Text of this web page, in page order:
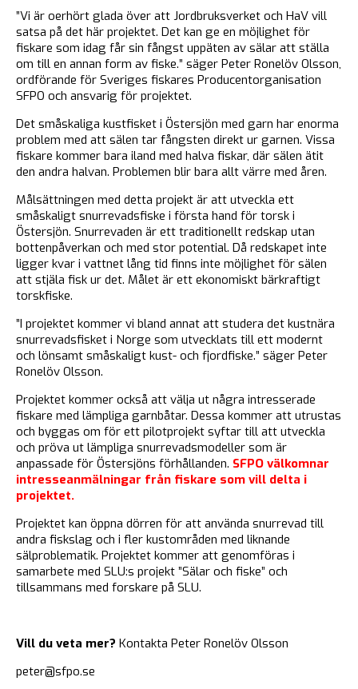
”Vi är oerhört glada över att Jordbruksverket och HaV vill
satsa på det här projektet. Det kan ge en möjlighet för
fiskare som idag får sin fångst uppäten av sälar att ställa
om till en annan form av fiske.” säger Peter Ronelöv Olsson,
ordförande för Sveriges fiskares Producentorganisation
SFPO och ansvarig för projektet.
Det småskaliga kustfisket i Östersjön med garn har enorma
problem med att sälen tar fångsten direkt ur garnen. Vissa
fiskare kommer bara iland med halva fiskar, där sälen ätit
den andra halvan. Problemen blir bara allt värre med åren.
Målsättningen med detta projekt är att utveckla ett
småskaligt snurrevadsfiske i första hand för torsk i
Östersjön. Snurrevaden är ett traditionellt redskap utan
bottenpåverkan och med stor potential. Då redskapet inte
ligger kvar i vattnet lång tid finns inte möjlighet för sälen
att stjäla fisk ur det. Målet är ett ekonomiskt bärkraftigt
torskfiske.
”I projektet kommer vi bland annat att studera det kustnära
snurrevadsfisket i Norge som utvecklats till ett modernt
och lönsamt småskaligt kust- och fjordfiske.” säger Peter
Ronelöv Olsson.
Projektet kommer också att välja ut några intresserade
fiskare med lämpliga garnbåtar. Dessa kommer att utrustas
och byggas om för ett pilotprojekt syftar till att utveckla
och pröva ut lämpliga snurrevadsmodeller som är
anpassade för Östersjöns förhållanden. SFPO välkomnar
intresseanmälningar från fiskare som vill delta i
projektet.
Projektet kan öppna dörren för att använda snurrevad till
andra fiskslag och i fler kustområden med liknande
sälproblematik. Projektet kommer att genomföras i
samarbete med SLU:s projekt ”Sälar och fiske” och
tillsammans med forskare på SLU.
Vill du veta mer? Kontakta Peter Ronelöv Olsson
peter@sfpo.se